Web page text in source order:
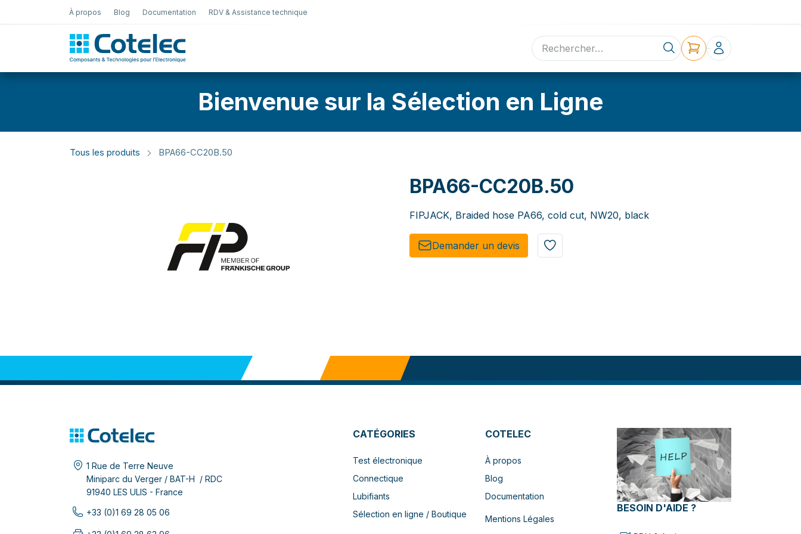
À propos Blog Documentation RDV & Assistance technique
Sélection en ligne Contact
Bienvenue sur la Sélection en Ligne
Tous les produits BPA66-CC20B.50
BPA66-CC20B.50
FIPJACK, Braided hose PA66, cold cut, NW20, black
Demander un de​​vis​​
1 Rue de Terre Neuve
Miniparc du Verger / BAT-H / RDC
91940 LES ULIS - France
+33 (0)1 69 28 05 06
CATÉGORIES
Test électronique
Connectique
Lubifiants
Sélection en ligne / Boutique
COTELEC
À propos
Blog
Documentation
Mentions Légales
BESOIN D'AIDE ?